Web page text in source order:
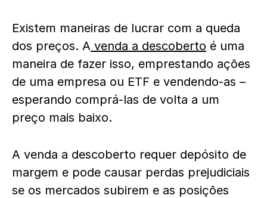
Existem maneiras de lucrar com a queda
dos preços. A venda a descoberto é uma
maneira de fazer isso, emprestando ações
de uma empresa ou ETF e vendendo-as –
esperando comprá-las de volta a um
preço mais baixo.
A venda a descoberto requer depósito de
margem e pode causar perdas prejudiciais
se os mercados subirem e as posições